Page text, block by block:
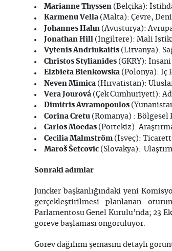
Marianne Thyssen(Belçika):
Karmenu Vella(Malta): Çevre,
Johannes Hahn(Avusturya):
Jonathan Hill(İngiltere): Mali
Vytenis Andriukaitis(Litvanya):
Christos Stylianides(GKRY):
Elzbieta Bienkowska(Polonya): İç
Neven Mimica(Hırvatistan):
Vera Jourová(Çek Cumhuriyeti):
Dimitris Avramopoulos
Corina Cretu(Romanya) : Bölgesel
Carlos Moedas(Portekiz):
Cecilia Malmström(İsveç):
Maroš Šefcovic(Slovakya):
Sonraki adımlar
Juncker başkanlığındaki yeni
gerçekleştirilmesi planlanan
Parlamentosu Genel Kurulu’nda; 23
göreve başlaması öngörülüyor.
Görev dağılımı şemasını detaylı